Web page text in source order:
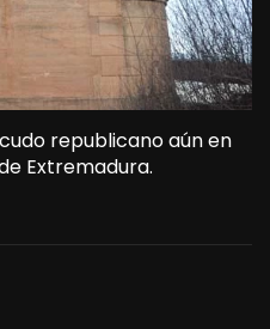
republicano aún en
Extremadura.